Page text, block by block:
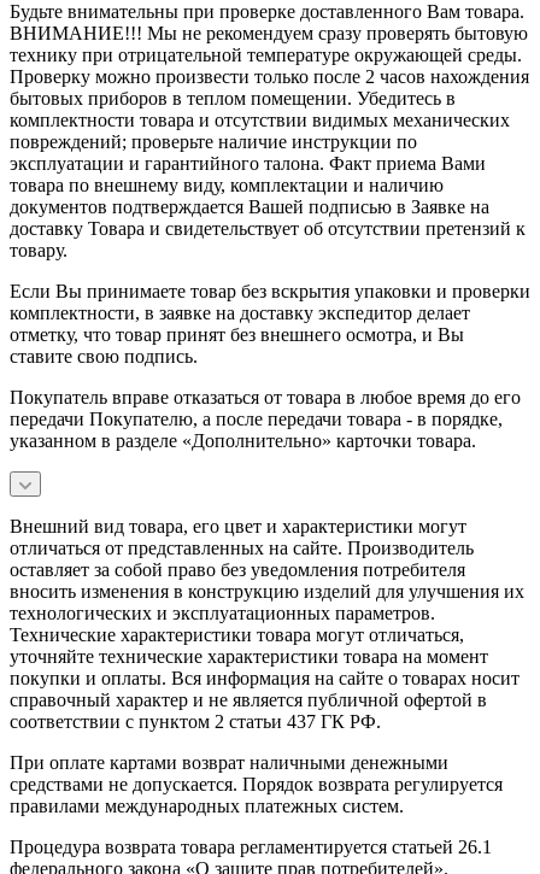
Будьте внимательны при проверке доставленного Вам товара.
ВНИМАНИЕ!!! Мы не рекомендуем сразу проверять бытовую
технику при отрицательной температуре окружающей среды.
Проверку можно произвести только после 2 часов нахождения
бытовых приборов в теплом помещении. Убедитесь в
комплектности товара и отсутствии видимых механических
повреждений; проверьте наличие инструкции по
эксплуатации и гарантийного талона. Факт приема Вами
товара по внешнему виду, комплектации и наличию
документов подтверждается Вашей подписью в Заявке на
доставку Товара и свидетельствует об отсутствии претензий к
товару.
Если Вы принимаете товар без вскрытия упаковки и проверки
комплектности, в заявке на доставку экспедитор делает
отметку, что товар принят без внешнего осмотра, и Вы
ставите свою подпись.
Покупатель вправе отказаться от товара в любое время до его
передачи Покупателю, а после передачи товара - в порядке,
указанном в разделе «Дополнительно» карточки товара.
Внешний вид товара, его цвет и характеристики могут
отличаться от представленных на сайте. Производитель
оставляет за собой право без уведомления потребителя
вносить изменения в конструкцию изделий для улучшения их
технологических и эксплуатационных параметров.
Технические характеристики товара могут отличаться,
уточняйте технические характеристики товара на момент
покупки и оплаты. Вся информация на сайте о товарах носит
справочный характер и не является публичной офертой в
соответствии с пунктом 2 статьи 437 ГК РФ.
При оплате картами возврат наличными денежными
средствами не допускается. Порядок возврата регулируется
правилами международных платежных систем.
Процедура возврата товара регламентируется статьей 26.1
федерального закона «О защите прав потребителей».